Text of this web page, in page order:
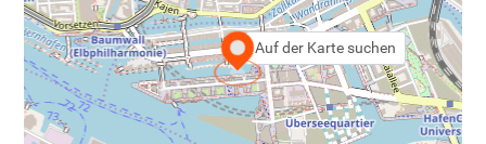
Auf der Karte suchen